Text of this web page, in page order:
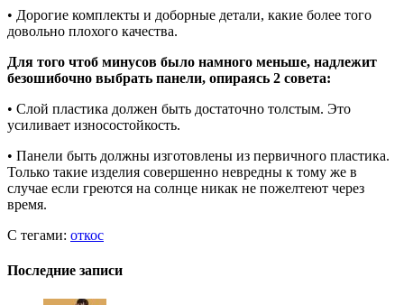
• Дорогие комплекты и доборные детали, какие более того
довольно плохого качества.
Для того чтоб минусов было намного меньше, надлежит
безошибочно выбрать панели, опираясь 2 совета:
• Слой пластика должен быть достаточно толстым. Это
усиливает износостойкость.
• Панели быть должны изготовлены из первичного пластика.
Только такие изделия совершенно невредны к тому же в
случае если греются на солнце никак не пожелтеют через
время.
С тегами: откос
Последние записи